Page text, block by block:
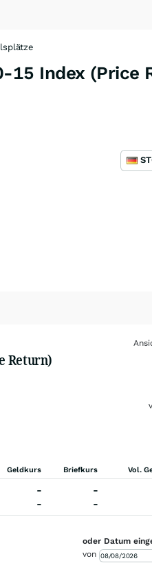
15 Index (Price
Return)
Geldkurs Briefkurs Vol.
-
-
-
-
oder Datum
von